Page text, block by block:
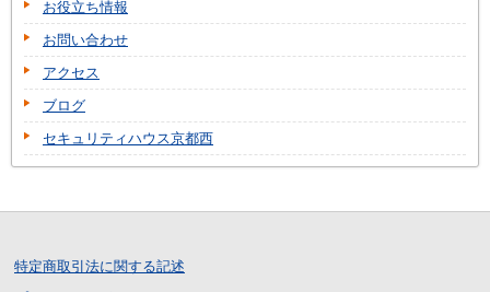
お役立ち情報
お問い合わせ
アクセス
ブログ
セキュリティハウス京都西
特定商取引法に関する記述